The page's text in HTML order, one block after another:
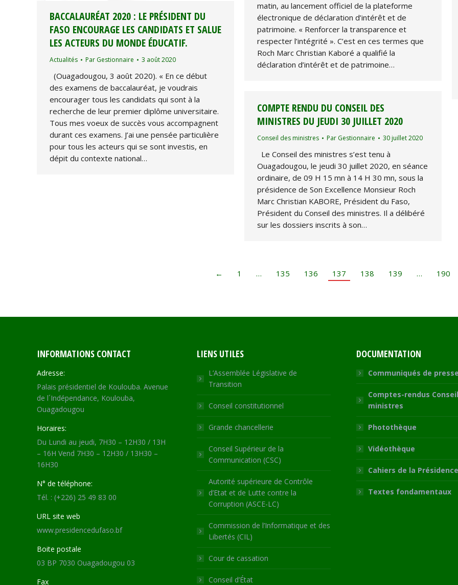
matin, au lancement officiel de la plateforme
électronique de déclaration d’intérêt et de
patrimoine. « Renforcer la transparence et
respecter l’intégrité ». C’est en ces termes que
Roch Marc Christian Kaboré a qualifié la
déclaration d’intérêt et de patrimoine…
BACCALAURÉAT 2020 : LE PRÉSIDENT DU
FASO ENCOURAGE LES CANDIDATS ET SALUE
LES ACTEURS DU MONDE ÉDUCATIF.
Actualités Par Gestionnaire 3 août 2020
(Ouagadougou, 3 août 2020). « En ce début
des examens de baccalauréat, je voudrais
encourager tous les candidats qui sont à la
recherche de leur premier diplôme universitaire.
Tous mes voeux de succès vous accompagnent
durant ces examens. J’ai une pensée particulière
pour tous les acteurs qui se sont investis, en
dépit du contexte national…
COMPTE RENDU DU CONSEIL DES
MINISTRES DU JEUDI 30 JUILLET 2020
Conseil des ministres Par Gestionnaire 30 juillet 2020
Le Conseil des ministres s’est tenu à
Ouagadougou, le jeudi 30 juillet 2020, en séance
ordinaire, de 09 H 15 mn à 14 H 30 mn, sous la
présidence de Son Excellence Monsieur Roch
Marc Christian KABORE, Président du Faso,
Président du Conseil des ministres. Il a délibéré
sur les dossiers inscrits à son…
← 1 … 135 136 137 138 139 … 190
INFORMATIONS CONTACT
Adresse:
Palais présidentiel de Koulouba. Avenue
de l´Indépendance, Koulouba,
Ouagadougou
Horaires:
Du Lundi au jeudi, 7H30 – 12H30 / 13H
– 16H Vend 7H30 – 12H30 / 13H30 –
16H30
N° de téléphone:
Tél. : (+226) 25 49 83 00
URL site web
www.presidencedufaso.bf
Boite postale
03 BP 7030 Ouagadougou 03
Fax
LIENS UTILES
L’Assemblée Législative de
Transition
Conseil constitutionnel
Grande chancellerie
Conseil Supérieur de la
Communication (CSC)
Autorité supérieure de Contrôle
d’Etat et de Lutte contre la
Corruption (ASCE-LC)
Commission de l’Informatique et des
Libertés (CIL)
Cour de cassation
Conseil d’État
DOCUMENTATION
Communiqués de presse
Comptes-rendus
ministres
Photothèque
Vidéothèque
Cahiers de la Présidence
Textes fondamentaux